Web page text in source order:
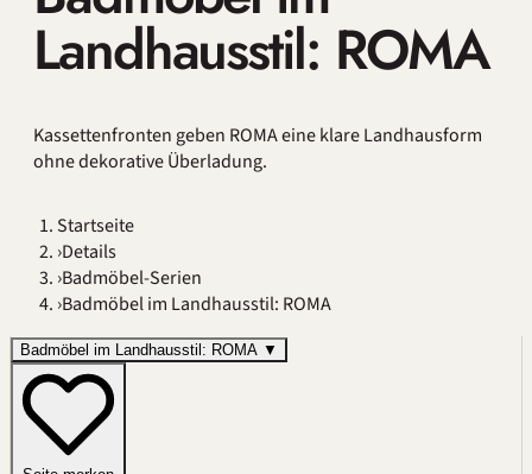
Landhausstil: ROMA
Kassettenfronten geben ROMA eine klare Landhausform
ohne dekorative Überladung.
Startseite
›Details
›Badmöbel-Serien
›Badmöbel im Landhausstil: ROMA
Badmöbel im Landhausstil: ROMA ▼